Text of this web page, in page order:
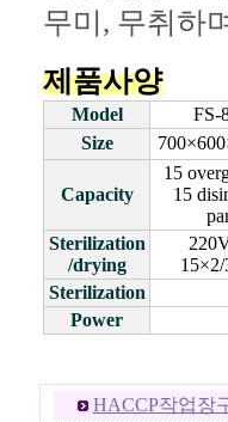
무미, 무취하
제품사양
Model
FS-
Size
Capacity
15
15
Sterilization
/drying
Sterilization
Power
HACCP작업장